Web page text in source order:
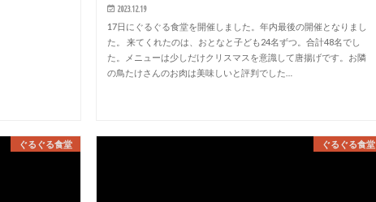
2023.12.19
17日にぐるぐる食堂を開催しました。年内最後の開催となりまし
た。 来てくれたのは、おとなと子ども24名ずつ。合計48名でし
た。メニューは少しだけクリスマスを意識して唐揚げです。お隣
の鳥たけさんのお肉は美味しいと評判でした…
ぐるぐる食堂 ぐるぐる食堂